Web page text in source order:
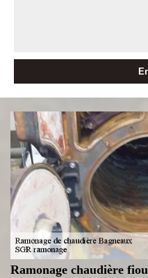
Ramonage chaudière